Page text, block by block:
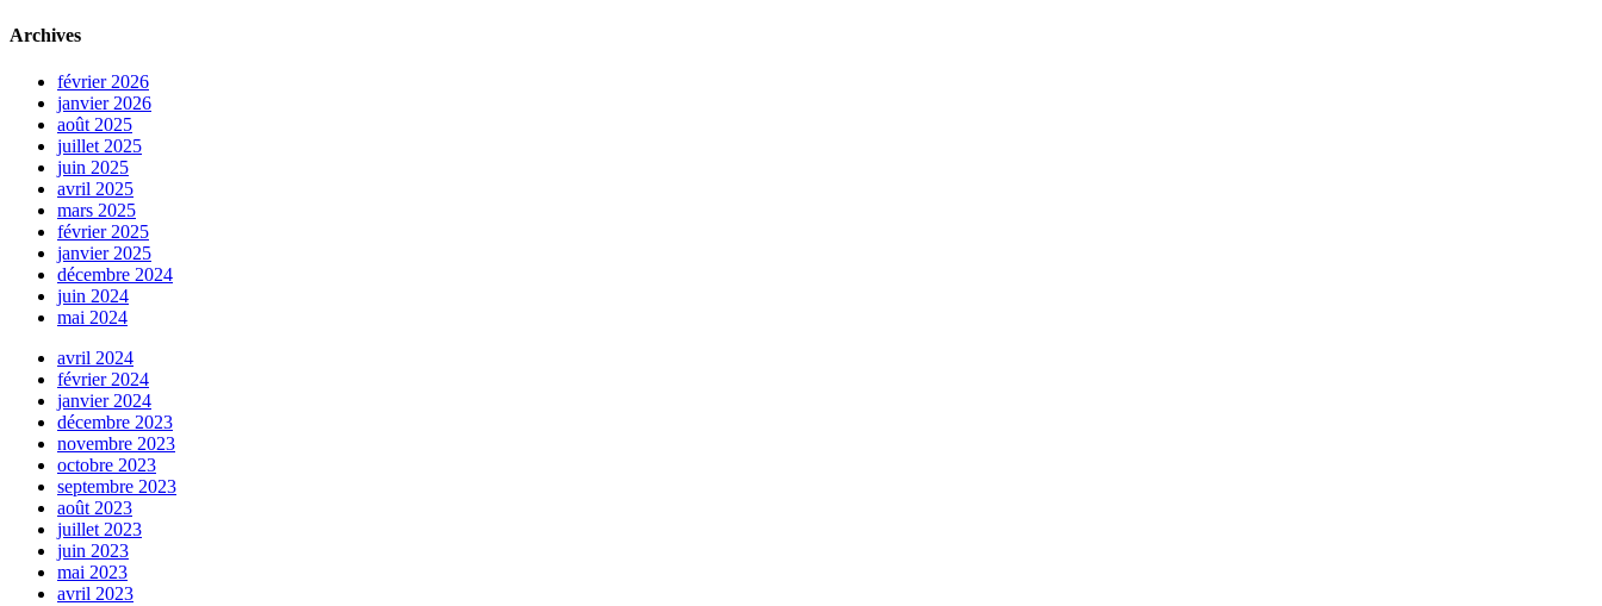
Archives
février 2026
janvier 2026
août 2025
juillet 2025
juin 2025
avril 2025
mars 2025
février 2025
janvier 2025
décembre 2024
juin 2024
mai 2024
avril 2024
février 2024
janvier 2024
décembre 2023
novembre 2023
octobre 2023
septembre 2023
août 2023
juillet 2023
juin 2023
mai 2023
avril 2023